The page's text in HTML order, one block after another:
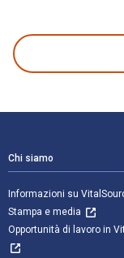
Chi siamo
Informazioni su
Stampa e media
Opportunità di lavoro in